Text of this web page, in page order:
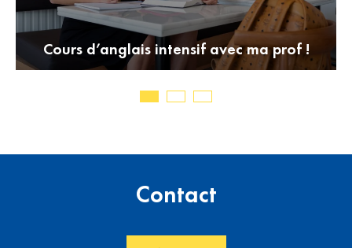
Cours d’anglais intensif avec ma prof !
Contact